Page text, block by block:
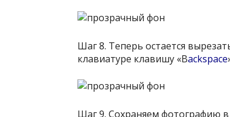
Шаг 8. Теперь остается
клавиатуре клавишу «Backspace
Шаг 9. Сохраняем фотографию в